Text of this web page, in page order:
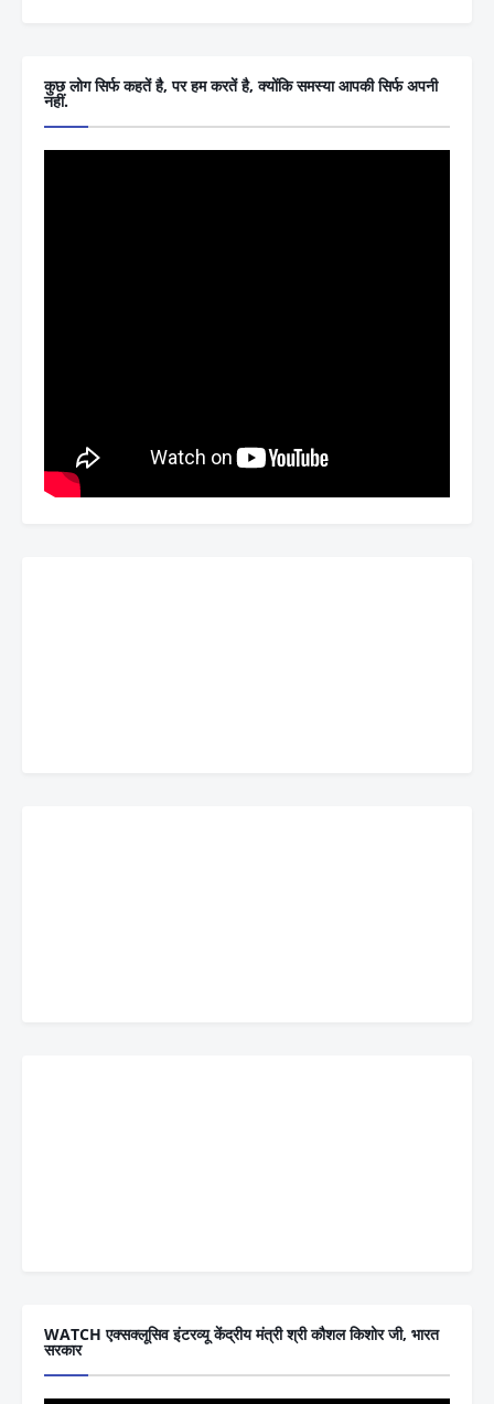
कुछ लोग सिर्फ कहतें है, पर हम करतें है, क्योंकि समस्या आपकी सिर्फ अपनी
नहीं.
WATCH एक्सक्लूसिव इंटरव्यू केंद्रीय मंत्री श्री कौशल किशोर जी, भारत
सरकार